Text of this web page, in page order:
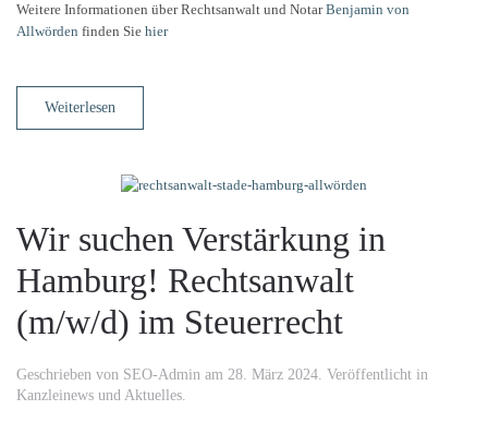
Weitere Informationen über Rechtsanwalt und NotarBenjamin von
Allwörden finden Sie hier
Weiterlesen
Wir suchen Verstärkung in
Hamburg! Rechtsanwalt
(m/w/d) im Steuerrecht
Geschrieben von SEO-Admin am 28. März 2024. Veröffentlicht in
Kanzleinews und Aktuelles.